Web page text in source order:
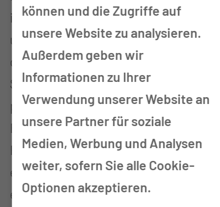
in der Klinik für Radioonkologie
und Strahlentherapie übernimmt
die Abteilung für Medizinische
Strahlenphysik außerdem die
physikalisch-technische
Betreuung des Instituts für
Radiologie und der
entsprechenden MVZ. Auch für
externe radiologische Kliniken und
können und die Zugriffe auf
unsere Website zu analysieren.
Außerdem geben wir
Informationen zu Ihrer
Verwendung unserer Website an
unsere Partner für soziale
Medien, Werbung und Analysen
weiter, sofern Sie alle Cookie-
Optionen akzeptieren.